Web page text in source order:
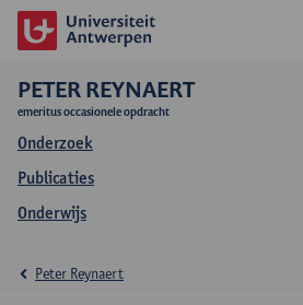
PETER REYNAERT
emeritus occasionele opdracht
Onderzoek
Publicaties
Onderwijs
Peter Reynaert